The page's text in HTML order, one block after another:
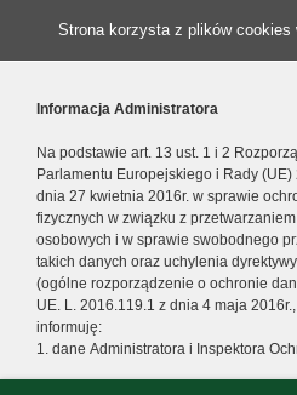
Strona korzysta z plików cookies
Informacja Administratora
Na podstawie art. 13 ust. 1 i 2
Parlamentu Europejskiego i Rady (UE)
dnia 27 kwietnia 2016r. w sprawie
fizycznych w związku z
osobowych i w sprawie swobodnego
takich danych oraz uchylenia
(ogólne rozporządzenie o ochronie
UE. L. 2016.119.1 z dnia 4 maja
informuję:
1. dane Administratora i Inspektora